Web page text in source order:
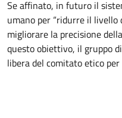
Se affinato, in futuro il
umano per “ridurre il
migliorare la precisione
questo obiettivo, il gruppo
libera del comitato etico